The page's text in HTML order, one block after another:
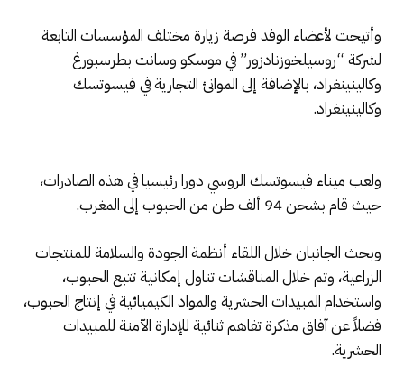
وأتيحت لأعضاء الوفد فرصة زيارة مختلف المؤسسات التابعة
لشركة “روسيلخوزنادزور” في موسكو وسانت بطرسبورغ
وكالينينغراد، بالإضافة إلى الموانئ التجارية في فيسوتسك
وكالينينغراد.
ولعب ميناء فيسوتسك الروسي دورا رئيسيا في هذه الصادرات،
حيث قام بشحن 94 ألف طن من الحبوب إلى المغرب.
وبحث الجانبان خلال اللقاء أنظمة الجودة والسلامة للمنتجات
الزراعية، وتم خلال المناقشات تناول إمكانية تتبع الحبوب،
واستخدام المبيدات الحشرية والمواد الكيميائية في إنتاج الحبوب،
فضلاً عن آفاق مذكرة تفاهم ثنائية للإدارة الآمنة للمبيدات
الحشرية.